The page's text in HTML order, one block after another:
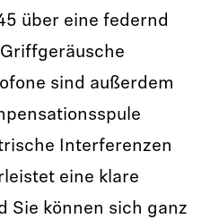
über eine federnd
sind außerdem
Interferenzen
eine klare
Sie können sich ganz